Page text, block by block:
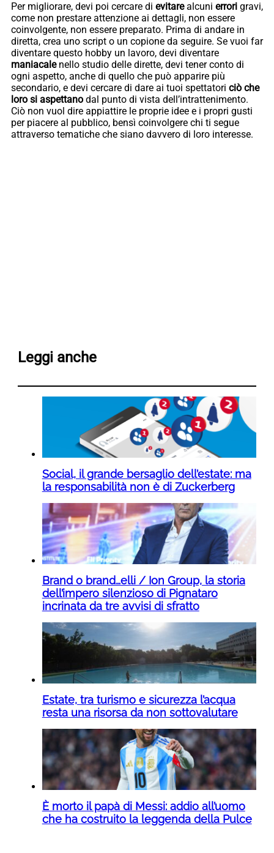
Per migliorare, devi poi cercare di evitarealcuni errori gravi,
come non prestare attenzione ai dettagli, non essere
coinvolgente, non essere preparato. Prima di andare in
diretta, crea uno script o un copione da seguire. Se vuoi far
diventare questo hobby un lavoro, devi diventare
maniacale nello studio delle dirette, devi tener conto di
ogni aspetto, anche di quello che può apparire più
secondario, e devi cercare di dare ai tuoi spettatori ciò che
loro si aspettano dal punto di vista dell’intrattenimento.
Ciò non vuol dire appiattire le proprie idee e i propri gusti
per piacere al pubblico, bensì coinvolgere chi ti segue
attraverso tematiche che siano davvero di loro interesse.
Leggi anche
Social, il grande bersaglio dell’estate: ma
la responsabilità non è di Zuckerberg
Brand o brand…elli / Ion Group, la storia
dell’impero silenzioso di Pignataro
incrinata da tre avvisi di sfratto
Estate, tra turismo e sicurezza l’acqua
resta una risorsa da non sottovalutare
È morto il papà di Messi: addio all’uomo
che ha costruito la leggenda della Pulce